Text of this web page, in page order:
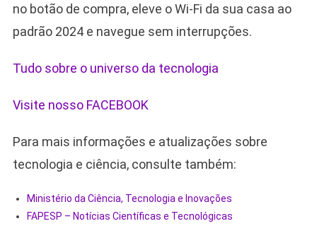
no botão de compra, eleve o Wi-Fi da sua casa ao
padrão 2024 e navegue sem interrupções.
Tudo sobre o universo da tecnologia
Visite nosso FACEBOOK
Para mais informações e atualizações sobre
tecnologia e ciência, consulte também:
Ministério da Ciência, Tecnologia e Inovações
FAPESP – Notícias Científicas e Tecnológicas